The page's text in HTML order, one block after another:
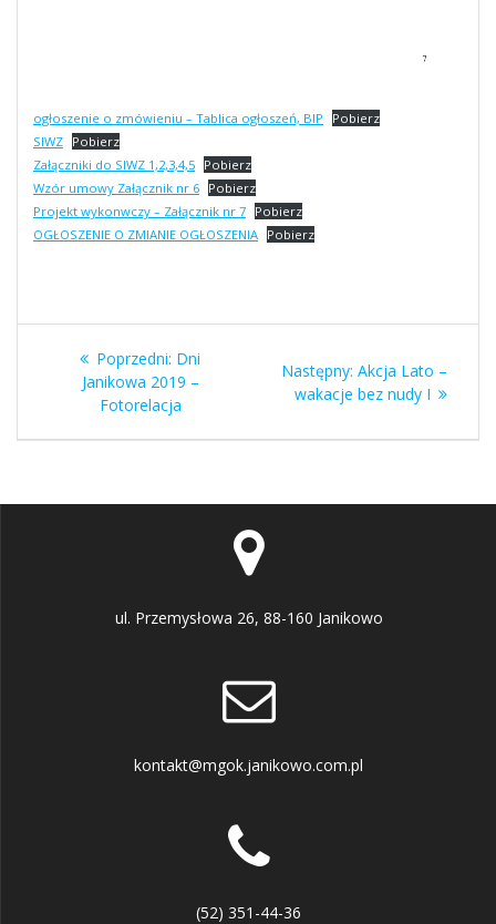
ogłoszenie o zmówieniu – Tablica ogłoszeń, BIP
Pobierz
SIWZ Pobierz
Załączniki do SIWZ 1,2,3,4,5 Pobierz
Wzór umowy Załącznik nr 6 Pobierz
Projekt wykonwczy – Załącznik nr 7 Pobierz
OGŁOSZENIE O ZMIANIE OGŁOSZENIA Pobierz
Nawigacja
wpisu
Poprzedni: Poprzedni
wpis:
Dni
Janikowa 2019 –
Fotorelacja
Następny: Następny
wpis:
Akcja Lato –
wakacje bez nudy I
ul. Przemysłowa 26, 88-160 Janikowo
kontakt@mgok.janikowo.com.pl
(52) 351-44-36